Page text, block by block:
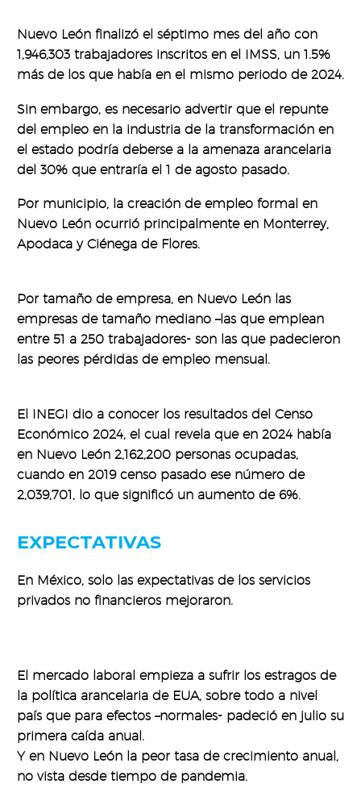
Nuevo León finalizó el séptimo mes del año con
1,946,303 trabajadores inscritos en el IMSS, un 1.5%
más de los que había en el mismo periodo de 2024.
Sin embargo, es necesario advertir que el repunte
del empleo en la industria de la transformación en
el estado podría deberse a la amenaza arancelaria
del 30% que entraría el 1 de agosto pasado.
Por municipio, la creación de empleo formal en
Nuevo León ocurrió principalmente en Monterrey,
Apodaca y Ciénega de Flores.
Por tamaño de empresa, en Nuevo León las
empresas de tamaño mediano –las que emplean
entre 51 a 250 trabajadores- son las que padecieron
las peores pérdidas de empleo mensual.
El INEGI dio a conocer los resultados del Censo
Económico 2024, el cual revela que en 2024 había
en Nuevo León 2,162,200 personas ocupadas,
cuando en 2019 censo pasado ese número de
2,039,701, lo que significó un aumento de 6%.
EXPECTATIVAS
En México, solo las expectativas de los servicios
privados no financieros mejoraron.
El mercado laboral empieza a sufrir los estragos de
la política arancelaria de EUA, sobre todo a nivel
país que para efectos –normales- padeció en julio su
primera caída anual.
Y en Nuevo León la peor tasa de crecimiento anual,
no vista desde tiempo de pandemia.